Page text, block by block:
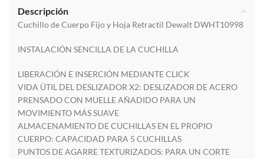
Descripción
Cuchillo de Cuerpo Fijo y Hoja Retractil Dewalt DWHT10998
INSTALACIÓN SENCILLA DE LA CUCHILLA
LIBERACIÓN E INSERCIÓN MEDIANTE CLICK
VIDA ÚTIL DEL DESLIZADOR X2: DESLIZADOR DE ACERO
PRENSADO CON MUELLE AÑADIDO PARA UN
MOVIMIENTO MÁS SUAVE
ALMACENAMIENTO DE CUCHILLAS EN EL PROPIO
CUERPO: CAPACIDAD PARA 5 CUCHILLAS
PUNTOS DE AGARRE TEXTURIZADOS: PARA UN CORTE